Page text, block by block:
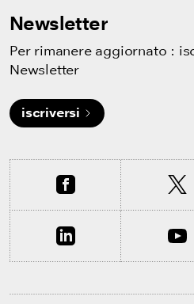
Newsletter
Per rimanere aggiornato :
Newsletter
iscriversi